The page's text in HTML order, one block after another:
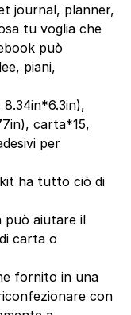
journal, planner,
tu voglia che
può
piani,
carta*15,
per
ha tutto ciò di
può aiutare il
carta o
fornito in una
con